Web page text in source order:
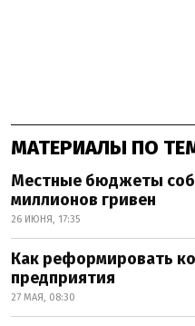
МАТЕРИАЛЫ ПО
Местные бюджеты
миллионов гривен
26 ИЮНЯ, 17:35
Как реформировать
предприятия
27 МАЯ, 08:30